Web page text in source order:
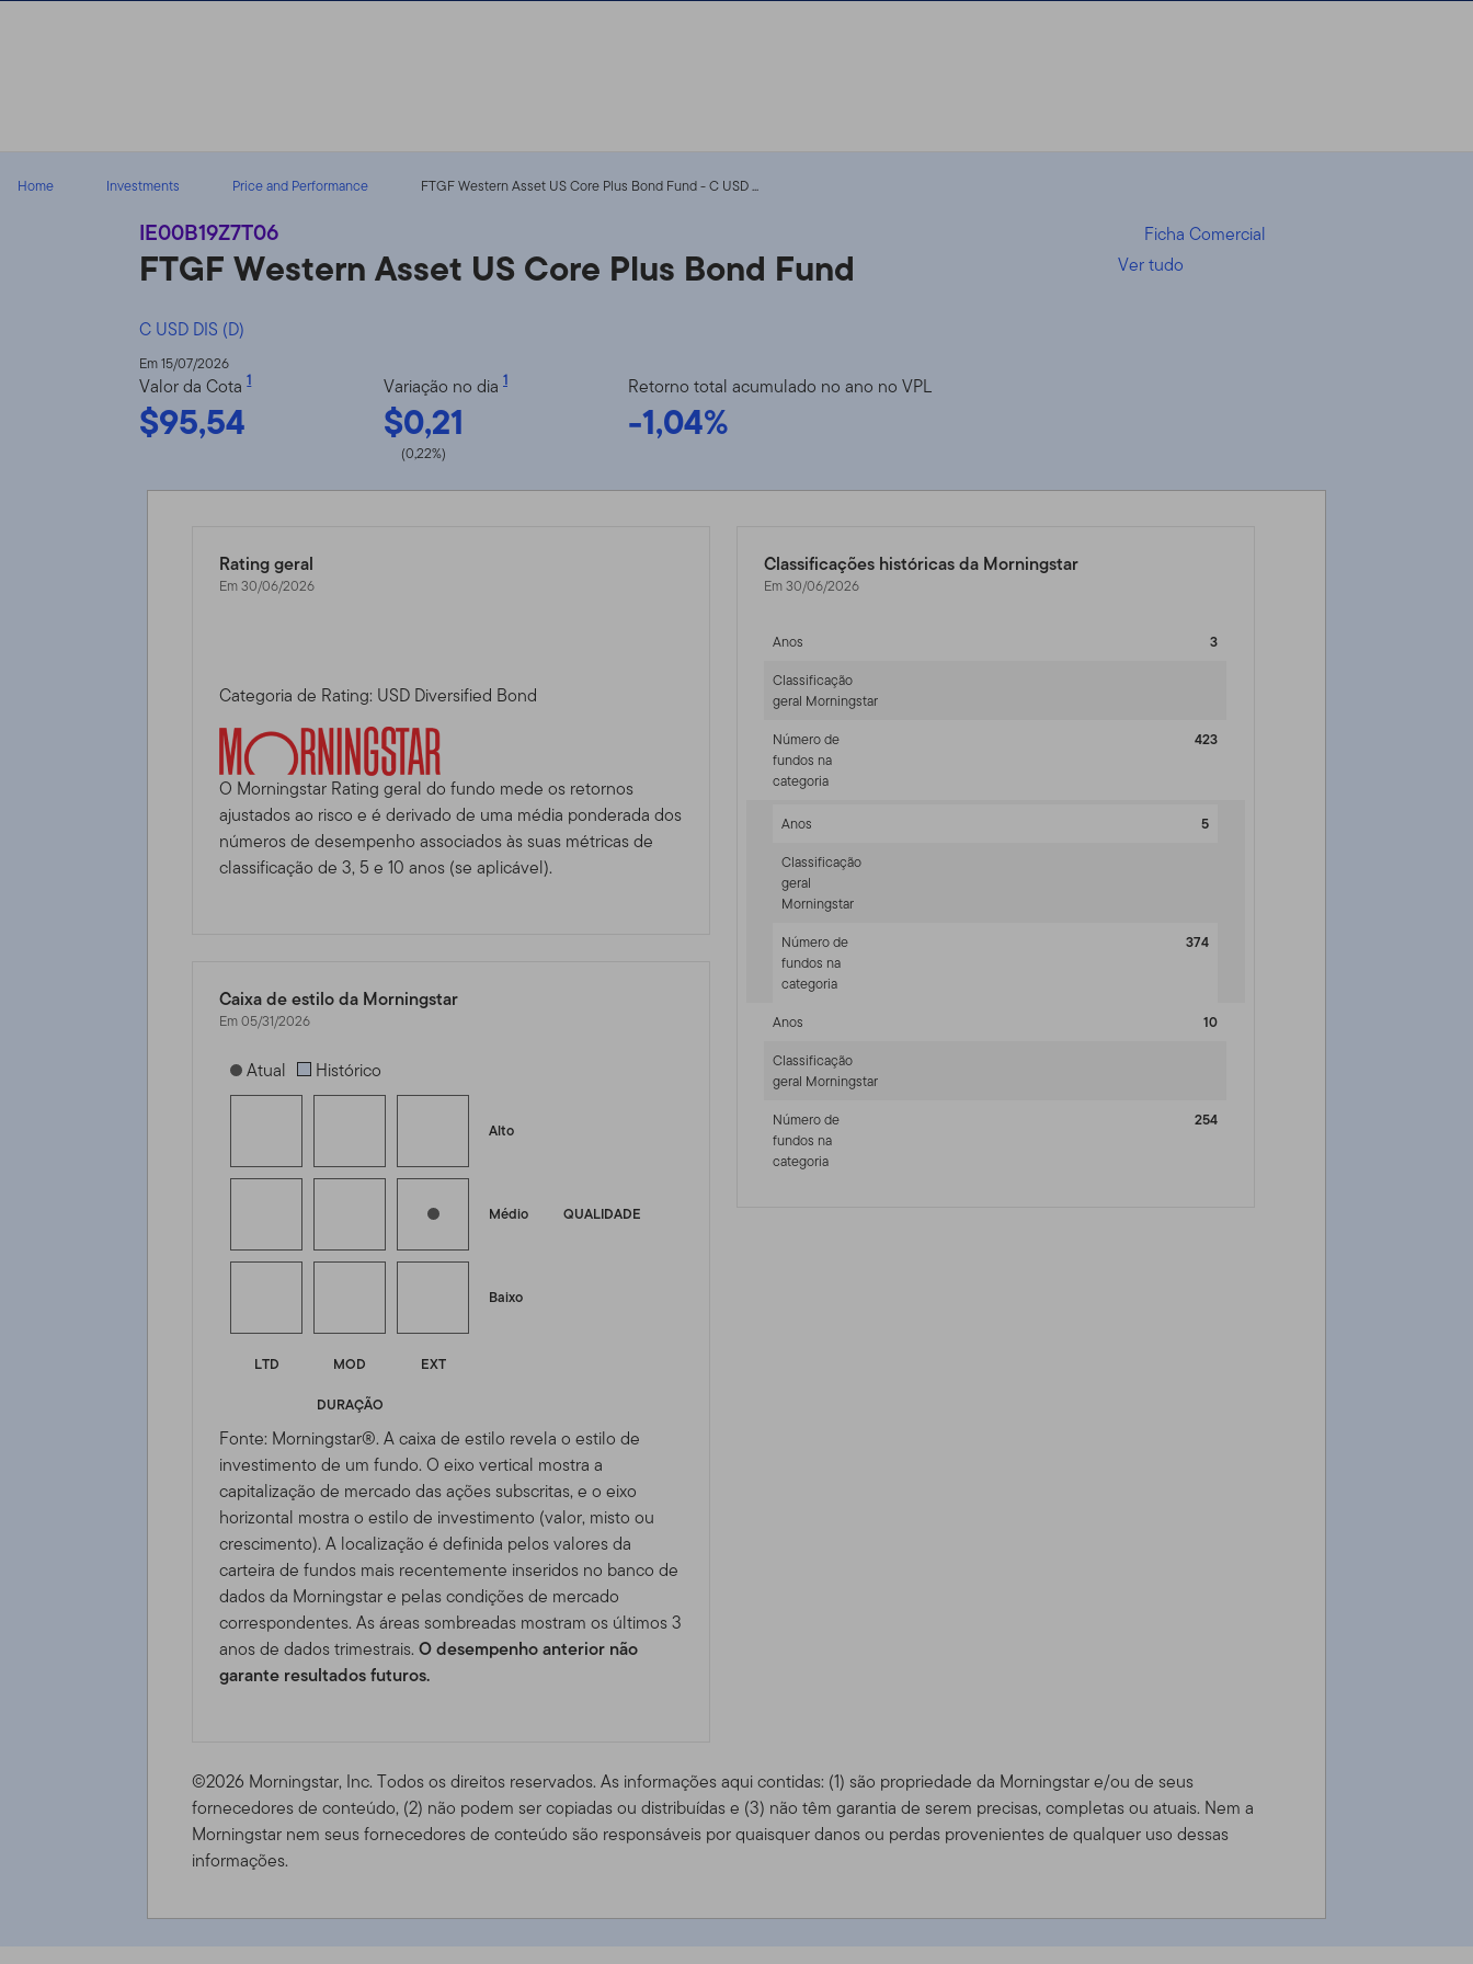
Home Investments Price and Performance FTGF Western Asset US Core Plus Bond Fund - C USD ...
IE00B19Z7T06
FTGF Western Asset US Core Plus Bond Fund
C USD DIS (D)
Ficha Comercial
Ver tudo
Em 15/07/2026
Valor da Cota1
$95,54
Variação no dia 1
$0,21
(0,22%)
Retorno total acumulado no ano no VPL
-1,04%
Rating geral
Em 30/06/2026
Categoria de Rating: USD Diversified Bond
O Morningstar Rating geral do fundo mede os retornos
ajustados ao risco e é derivado de uma média ponderada dos
números de desempenho associados às suas métricas de
classificação de 3, 5 e 10 anos (se aplicável).
Caixa de estilo da Morningstar
Em 05/31/2026
[products.morningstar-stylebox-title-sr-fixed]
Atual Histórico
Alto
QUALIDADE
Médio
Baixo
LTD MOD
EXT
DURAÇÃO
Fonte: Morningstar®. A caixa de estilo revela o estilo de
investimento de um fundo. O eixo vertical mostra a
capitalização de mercado das ações subscritas, e o eixo
horizontal mostra o estilo de investimento (valor, misto ou
crescimento). A localização é definida pelos valores da
carteira de fundos mais recentemente inseridos no banco de
dados da Morningstar e pelas condições de mercado
correspondentes. As áreas sombreadas mostram os últimos 3
anos de dados trimestrais.O desempenho anterior não
garante resultados futuros.
Classificações históricas da Morningstar
Em 30/06/2026
Anos
3
Classificação
geral Morningstar
Número de
fundos na
categoria
423
Anos
5
Classificação
geral
Morningstar
Número de
fundos na
categoria
374
Anos
10
Classificação
geral Morningstar
Número de
fundos na
categoria
254
©2026 Morningstar, Inc. Todos os direitos reservados. As informações aqui contidas: (1) são propriedade da Morningstar e/ou de seus
fornecedores de conteúdo, (2) não podem ser copiadas ou distribuídas e (3) não têm garantia de serem precisas, completas ou atuais. Nem a
Morningstar nem seus fornecedores de conteúdo são responsáveis ​​por quaisquer danos ou perdas provenientes de qualquer uso dessas
informações.
FTGF Western Asset US Core Plus Bond Fund - C USD DIS (D) - IE00B19Z7T06